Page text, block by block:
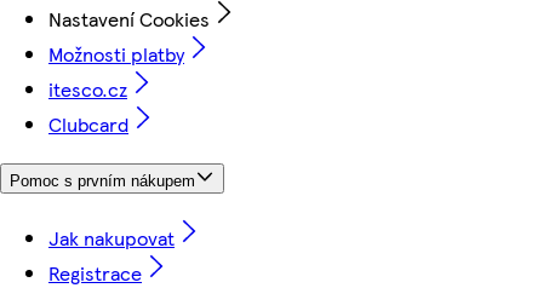
Nastavení Cookies
Možnosti platby
itesco.cz
Clubcard
Pomoc s prvním nákupem
Jak nakupovat
Registrace